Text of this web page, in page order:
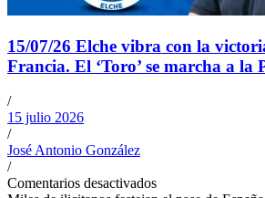
15/07/26 Elche vibra con la
Francia. El ‘Toro’ se marcha a la
/
15 julio 2026
/
José Antonio González
/
Comentarios desactivados